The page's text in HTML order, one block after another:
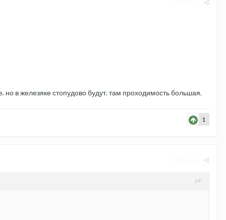
в железяке стопудово будут. там проходимость большая.
1